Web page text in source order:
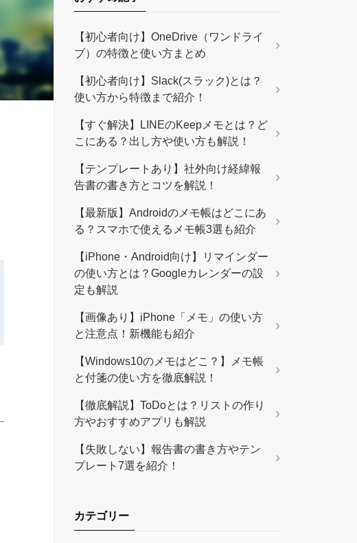
【初心者向け】OneDrive（ワンドライ
ブ）の特徴と使い方まとめ
【初心者向け】Slack(スラック)とは？
使い方から特徴まで紹介！
【すぐ解決】LINEのKeepメモとは？ど
こにある？出し方や使い方も解説！
【テンプレートあり】社外向け経緯報
告書の書き方とコツを解説！
【最新版】Androidのメモ帳はどこにあ
る？スマホで使えるメモ帳3選も紹介
【iPhone・Android向け】リマインダー
の使い方とは？Googleカレンダーの設
定も解説
【画像あり】iPhone「メモ」の使い方
と注意点！新機能も紹介
【Windows10のメモはどこ？】メモ帳
と付箋の使い方を徹底解説！
【徹底解説】ToDoとは？リストの作り
方やおすすめアプリも解説
【失敗しない】報告書の書き方やテン
プレート7選を紹介！
カテゴリー